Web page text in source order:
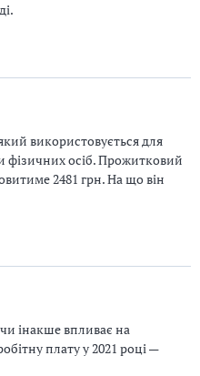
використовується для
фізичних осіб. Прожитковий
2481 грн. На що він
інакше впливає на
плату у 2021 році —